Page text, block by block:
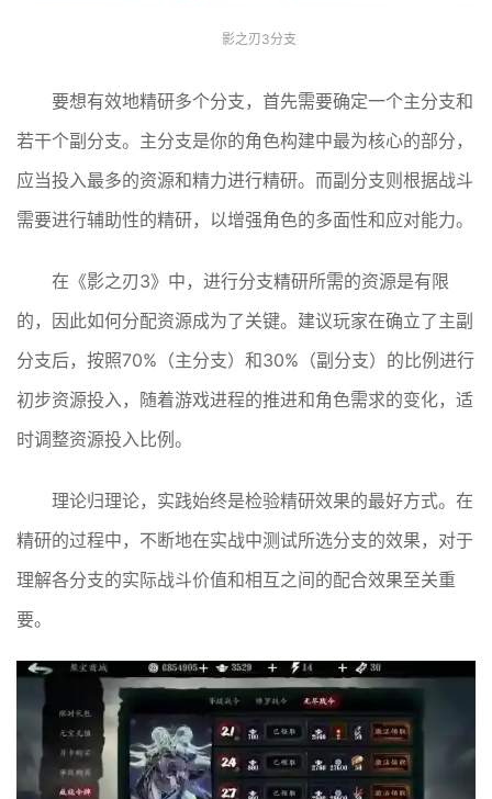
影之刃3分支
要想有效地精研多个分支，首先需要确定一个主分支和
若干个副分支。主分支是你的角色构建中最为核心的部分，
应当投入最多的资源和精力进行精研。而副分支则根据战斗
需要进行辅助性的精研，以增强角色的多面性和应对能力。
在《影之刃3》中，进行分支精研所需的资源是有限
的，因此如何分配资源成为了关键。建议玩家在确立了主副
分支后，按照70%（主分支）和30%（副分支）的比例进行
初步资源投入，随着游戏进程的推进和角色需求的变化，适
时调整资源投入比例。
理论归理论，实践始终是检验精研效果的最好方式。在
精研的过程中，不断地在实战中测试所选分支的效果，对于
理解各分支的实际战斗价值和相互之间的配合效果至关重
要。